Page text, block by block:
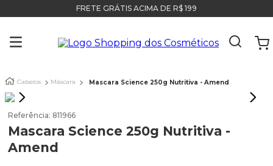
FRETE GRÁTIS ACIMA DE R$ 199
Cabelos Máscara Mascara Science 250g Nutritiva - Amend
Referência: 811966
Mascara Science 250g Nutritiva -
Amend